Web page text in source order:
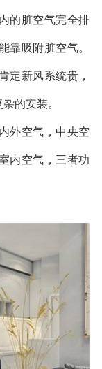
的脏空气完全排
靠吸附脏空气。
定新风系统贵，
的安装。
外空气，中央空
内空气，三者功